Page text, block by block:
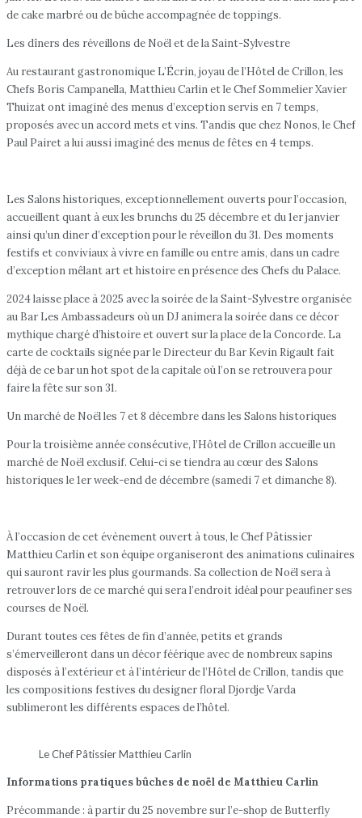
de cake marbré ou de bûche accompagnée de toppings.
Les dîners des réveillons de Noël et de la Saint-Sylvestre
Au restaurant gastronomique L’Écrin, joyau de l’Hôtel de Crillon, les
Chefs Boris Campanella, Matthieu Carlin et le Chef Sommelier Xavier
Thuizat ont imaginé des menus d’exception servis en 7 temps,
proposés avec un accord mets et vins. Tandis que chez Nonos, le Chef
Paul Pairet a lui aussi imaginé des menus de fêtes en 4 temps.
Les Salons historiques, exceptionnellement ouverts pour l’occasion,
accueillent quant à eux les brunchs du 25 décembre et du 1er janvier
ainsi qu’un diner d’exception pour le réveillon du 31. Des moments
festifs et conviviaux à vivre en famille ou entre amis, dans un cadre
d’exception mêlant art et histoire en présence des Chefs du Palace.
2024 laisse place à 2025 avec la soirée de la Saint-Sylvestre organisée
au Bar Les Ambassadeurs où un DJ animera la soirée dans ce décor
mythique chargé d’histoire et ouvert sur la place de la Concorde. La
carte de cocktails signée par le Directeur du Bar Kevin Rigault fait
déjà de ce bar un hot spot de la capitale où l’on se retrouvera pour
faire la fête sur son 31.
Un marché de Noël les 7 et 8 décembre dans les Salons historiques
Pour la troisième année consécutive, l’Hôtel de Crillon accueille un
marché de Noël exclusif. Celui-ci se tiendra au cœur des Salons
historiques le 1er week-end de décembre (samedi 7 et dimanche 8).
À l’occasion de cet évènement ouvert à tous, le Chef Pâtissier
Matthieu Carlin et son équipe organiseront des animations culinaires
qui sauront ravir les plus gourmands. Sa collection de Noël sera à
retrouver lors de ce marché qui sera l’endroit idéal pour peaufiner ses
courses de Noël.
Durant toutes ces fêtes de fin d’année, petits et grands
s’émerveilleront dans un décor féérique avec de nombreux sapins
disposés à l’extérieur et à l’intérieur de l’Hôtel de Crillon, tandis que
les compositions festives du designer floral Djordje Varda
sublimeront les différents espaces de l’hôtel.
Le Chef Pâtissier Matthieu Carlin
Informations pratiques bûches de noël de Matthieu Carlin
Précommande : à partir du 25 novembre sur l’e-shop de Butterfly